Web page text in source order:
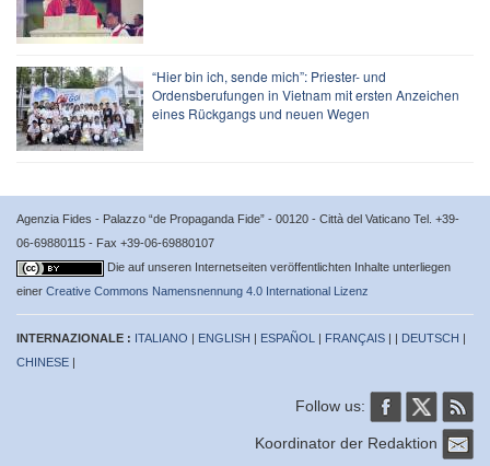
“Hier bin ich, sende mich”: Priester- und
Ordensberufungen in Vietnam mit ersten Anzeichen
eines Rückgangs und neuen Wegen
Agenzia Fides - Palazzo “de Propaganda Fide” - 00120 - Città del Vaticano Tel. +39-
06-69880115 - Fax +39-06-69880107
Die auf unseren Internetseiten veröffentlichten Inhalte unterliegen
einer Creative Commons Namensnennung 4.0 International Lizenz
INTERNAZIONALE : ITALIANO ENGLISH ESPAÑOL FRANÇAIS DEUTSCH
CHINESE
Follow us:
Koordinator der Redaktion